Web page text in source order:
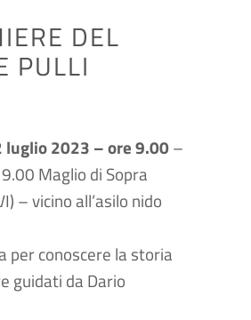
DEL
PULLI
luglio 2023 – ore 9.00–
Maglio di Sopra
– vicino all’asilo nido
per conoscere la storia
guidati da Dario